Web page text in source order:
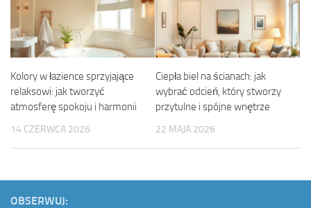
Kolory w łazience sprzyjające
relaksowi: jak tworzyć
atmosferę spokoju i harmonii
14 CZERWCA 2026
Ciepła biel na ścianach: jak
wybrać odcień, który stworzy
przytulne i spójne wnętrze
22 MAJA 2026
OBSERWUJ: